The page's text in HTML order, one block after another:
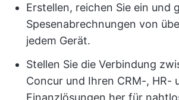
Erstellen, reichen Sie ein und
Spesenabrechnungen von
jedem Gerät.
Stellen Sie die Verbindung
Concur und Ihren CRM-, HR-
Finanzlösungen her für